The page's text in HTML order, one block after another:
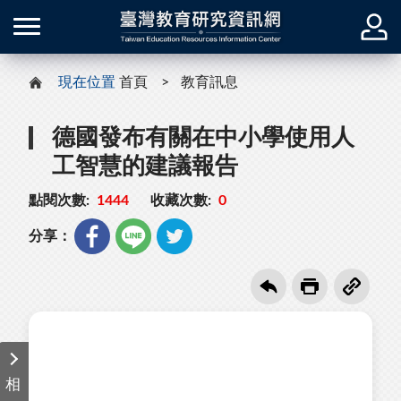
現在位置 首頁 教育訊息
德國發布有關在中小學使用人
工智慧的建議報告
點閱次數: 1444 收藏次數: 0
分享：
相